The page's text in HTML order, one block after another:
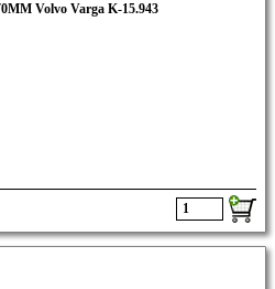
Volvo Varga K-15.943